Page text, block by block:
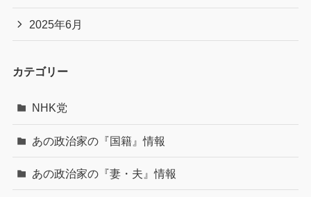
2025年6月
カテゴリー
NHK党
あの政治家の『国籍』情報
あの政治家の『妻・夫』情報